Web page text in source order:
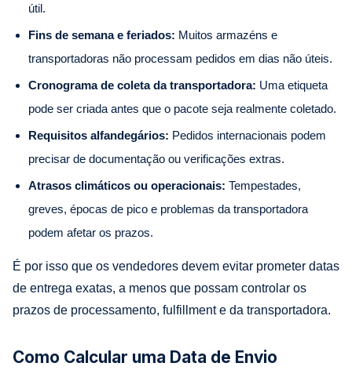
útil.
Fins de semana e feriados: Muitos armazéns e
transportadoras não processam pedidos em dias não úteis.
Cronograma de coleta da transportadora: Uma etiqueta
pode ser criada antes que o pacote seja realmente coletado.
Requisitos alfandegários: Pedidos internacionais podem
precisar de documentação ou verificações extras.
Atrasos climáticos ou operacionais: Tempestades,
greves, épocas de pico e problemas da transportadora
podem afetar os prazos.
É por isso que os vendedores devem evitar prometer datas
de entrega exatas, a menos que possam controlar os
prazos de processamento, fulfillment e da transportadora.
Como Calcular uma Data de Envio